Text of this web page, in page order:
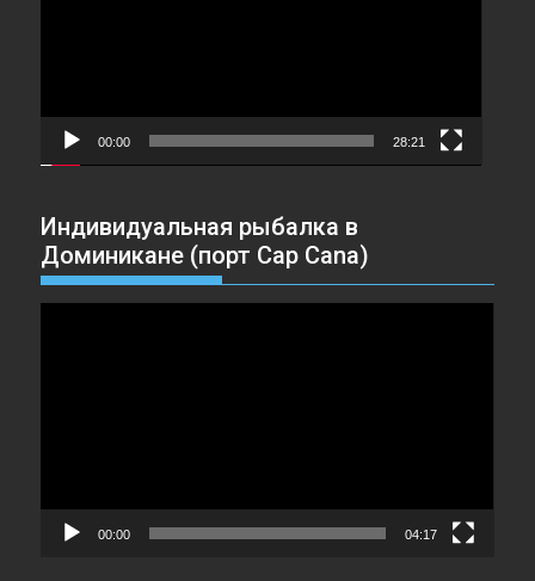
00:00 28:21
Индивидуальная рыбалка в
Доминикане (порт Cap Cana)
00:00 04:17